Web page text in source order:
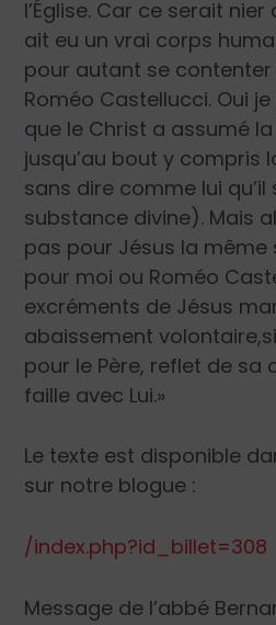
l’Église. Car ce serait
ait eu un vrai corps
pour autant se
Roméo Castellucci. Oui
que le Christ a assumé
jusqu’au bout y compris
sans dire comme lui qu’il
substance divine). Mais
pas pour Jésus la
pour moi ou Roméo
excréments de Jésus
abaissement
pour le Père, reflet de sa
faille avec Lui.»
Le texte est disponible
sur notre blogue :
/index.php?id_billet=308
Message de l’abbé